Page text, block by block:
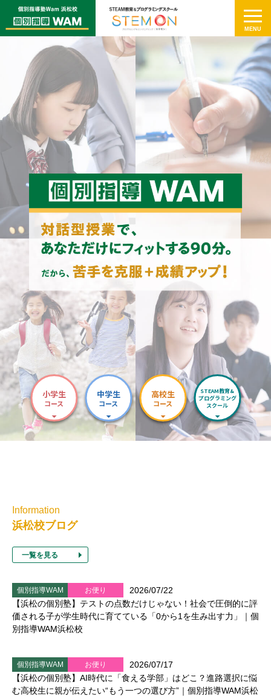
小学生
コース
中学生
コース
高校生
コース
STEAM教育&
プログラミング
スクール
Information
浜松校ブログ
一覧を見る
個別指導WAM お便り
2026/07/22
【浜松の個別塾】テストの点数だけじゃない！社会で圧倒的に評
価される子が学生時代に育てている「0から1を生み出す力」｜個
別指導WAM浜松校
個別指導WAM お便り
2026/07/17
【浜松の個別塾】AI時代に「食える学部」はどこ？進路選択に悩
む高校生に親が伝えたい“もう一つの選び方”｜個別指導WAM浜松